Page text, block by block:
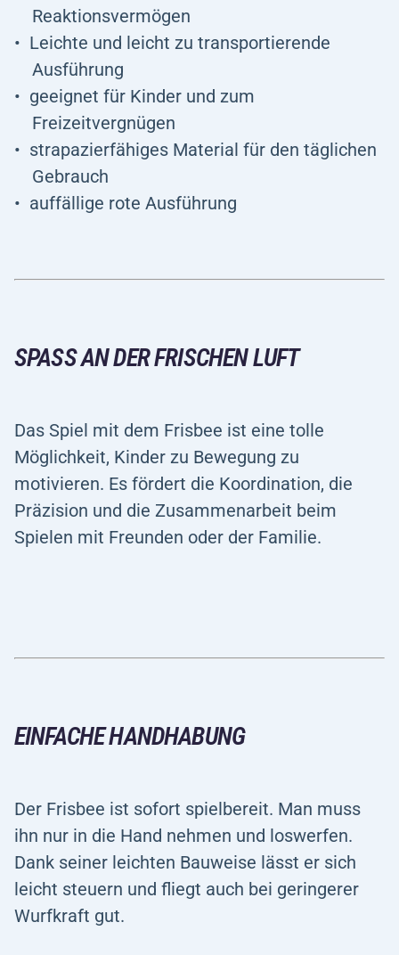
Reaktionsvermögen
Leichte und leicht zu transportierende
Ausführung
geeignet für Kinder und zum
Freizeitvergnügen
strapazierfähiges Material für den täglichen
Gebrauch
auffällige rote Ausführung
SPASS AN DER FRISCHEN LUFT
Das Spiel mit dem Frisbee ist eine tolle
Möglichkeit, Kinder zu Bewegung zu
motivieren. Es fördert die Koordination, die
Präzision und die Zusammenarbeit beim
Spielen mit Freunden oder der Familie.
EINFACHE HANDHABUNG
Der Frisbee ist sofort spielbereit. Man muss
ihn nur in die Hand nehmen und loswerfen.
Dank seiner leichten Bauweise lässt er sich
leicht steuern und fliegt auch bei geringerer
Wurfkraft gut.